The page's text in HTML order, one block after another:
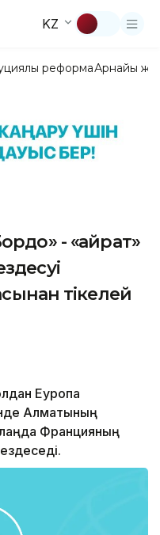
KZ
реформаАрнайы
- «Қайрат»
тікелей
Еуропа
Алматының
Францияның